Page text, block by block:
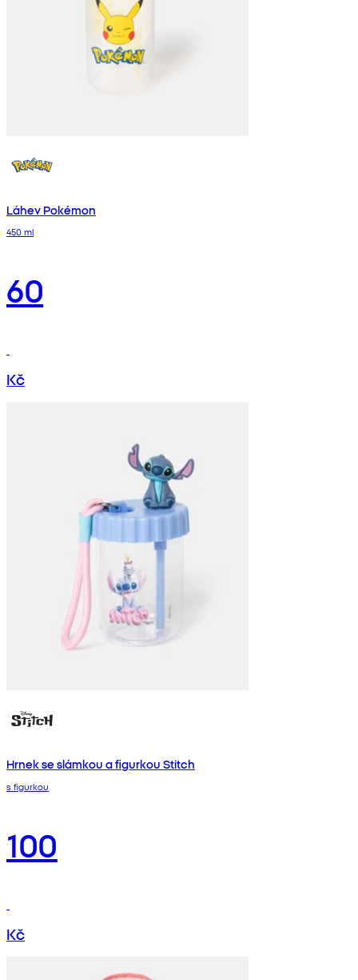
Láhev Pokémon
450 ml
60
Kč
Hrnek se slámkou a figurkou Stitch
s figurkou
100
Kč